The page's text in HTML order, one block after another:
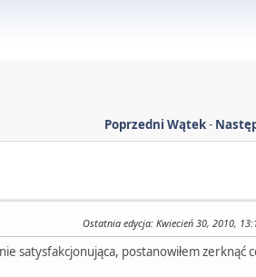
Poprzedni Wątek-
Ostatnia edycja: Kwiecień 30, 2010,
satysfakcjonująca, postanowiłem zerknąć